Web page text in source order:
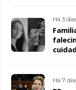
Há 3
Há 7